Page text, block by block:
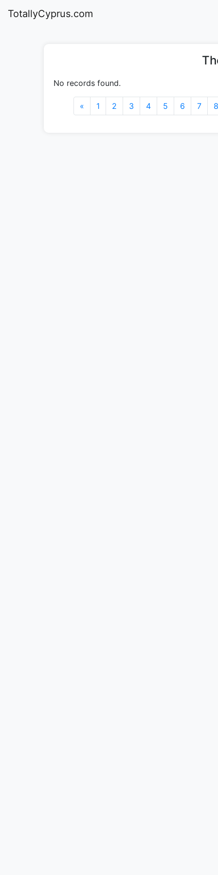
TotallyCyprus.com
No records found.
« 1 2 3 4 5 6 7 8